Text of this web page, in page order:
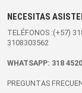
NECESITAS
TELÉFONOS :(+57)
3108303562
WHATSAPP: 318
PREGUNTAS